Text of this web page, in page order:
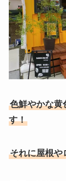
色鮮やかな黄
す！
それに屋根や